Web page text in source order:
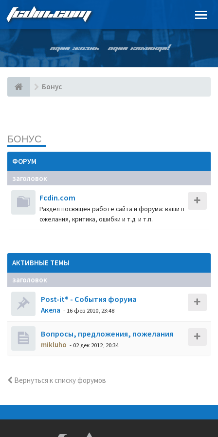
FCDIN.COM
ОДНА ЖИЗНЬ – ОДНА КОМАНДА!
Бонус
БОНУС
ФОРУМ
заголовок
Fcdin.com
Раздел посвящен работе сайта и форума: ваши п
ожелания, критика, ошибки и т.д. и т.п.
АКТИВНЫЕ ТЕМЫ
заголовок
Post-it® - События форума
Акела - 16 фев 2010, 23:48
Вопросы, предложения, пожелания
mikluho - 02 дек 2012, 20:34
Вернуться к списку форумов